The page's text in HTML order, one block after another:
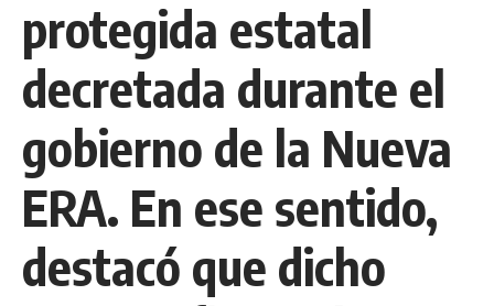
protegida estatal
decretada durante el
gobierno de la Nueva
ERA. En ese sentido,
destacó que dicho